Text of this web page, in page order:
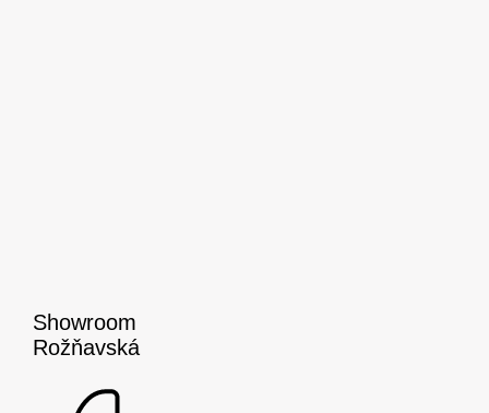
Showroom
Rožňavská